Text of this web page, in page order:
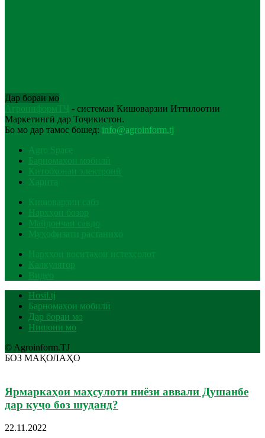
Дар бораи мо
АгроинформТҶ - системаи Кишоварзии Иттилоотии
Маркетингӣ дар Тоҷикистон.
Бо мо дар тамос бошед: info@agroinform.tj
Agro Space
Барномаҳои мобилӣ
Китобхонаи электронӣ
Харита
Кишоварзии сабз
Нархҳои бозор
Майдончаи савдо
Муҳофизати растаниҳо
Нархҳои воситаҳои истеҳсолот
Калкулятор
Видео
Hosil.tj
Барномаҳои мобилӣ
Дар бораи мо
Нишони мо
© Agroinform.TJ
БОЗ МАҚОЛАҲО
Ярмаркаҳои маҳсулоти ниёзи аввали Душанбе
дар куҷо боз шуданд?
22.11.2022